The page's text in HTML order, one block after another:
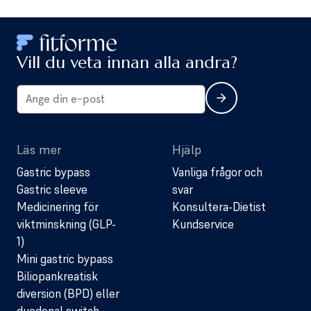
Vill du veta innan alla andra?
Läs mer
Gastric bypass
Gastric sleeve
Medicinering för
viktminskning (GLP-
1)
Mini gastric bypass
Biliopankreatisk
diversion (BPD) eller
Hjälp
Vanliga frågor och
svar
Konsultera-Dietist
Kundservice